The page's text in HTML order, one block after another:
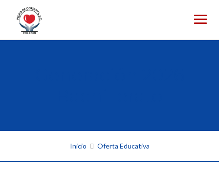
content
Inicio Oferta Educativa